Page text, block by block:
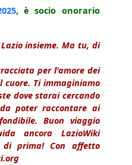
, è socio onorario
insieme. Ma tu, di
per l'amore dei
cuore. Ti immaginiamo
dove starai cercando
poter raccontare ai
Buon viaggio
ancora LazioWiki
prima! Con affetto